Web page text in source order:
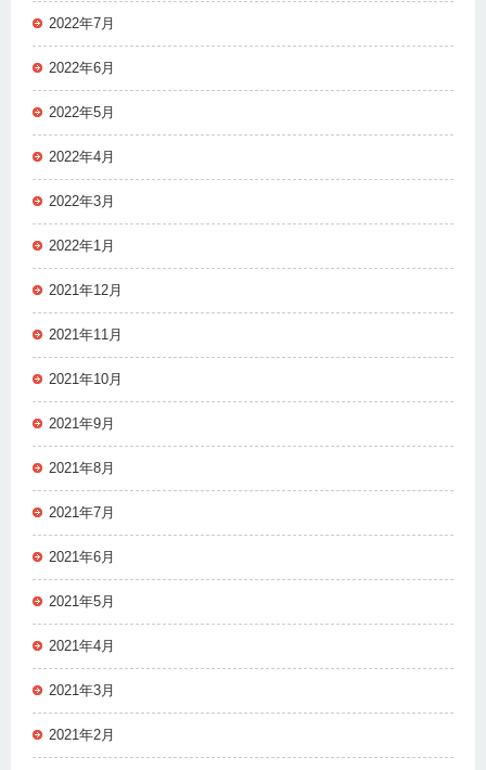
2022年7月
2022年6月
2022年5月
2022年4月
2022年3月
2022年1月
2021年12月
2021年11月
2021年10月
2021年9月
2021年8月
2021年7月
2021年6月
2021年5月
2021年4月
2021年3月
2021年2月